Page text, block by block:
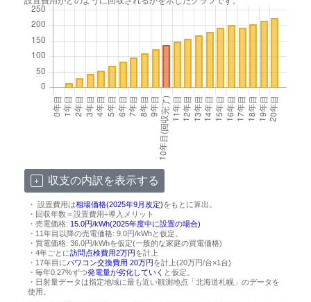
収支の内訳を表示する
・ 設置費用は相場価格(2025年9月改定)をもとに算出。
・回収年数＝設置費用÷導入メリット
・売電価格: 15.0円/kWh(2025年度中に設置の場合)
・11年目以降の売電価格: 9.0円/kWhと仮定。
・買電価格: 36.0円/kWhを仮定(一般的な家庭の買電価格)
・4年ごとに訪問点検費用2万円を計上
・17年目にパワコン交換費用 20万円を計上(20万円/台×1台)
・毎年0.27%ずつ発電量が劣化していく と仮定。
・日射量データは指定地域に最も近い観測地点「北海道札幌」のデータを
使用。